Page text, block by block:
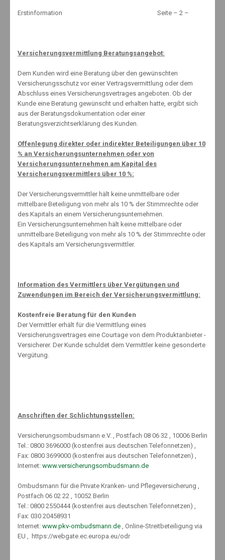
Related Posts
Finanz – Fehler
9. Juni 2022
Wer haftet, wenn Bello und Schnuffi die Wohnung beschädigen?
Stress
27. November 2022
Psyche wichtigster Grund für das Aus im Beruf
www.schnell-mal-sparen.com (extern)
Kontakt
Erstinformation
Impressum
Datenschutzerklärung
Erstinformation Seite – 2 –
Versicherungsvermittlung Beratungsangebot:
Dem Kunden wird eine Beratung über den gewünschten
Versicherungsschutz vor einer Vertragsvermittlung oder dem
Abschluss eines Versicherungsvertrages angeboten. Ob der
Kunde eine Beratung gewünscht und erhalten hatte, ergibt sich
aus der Beratungsdokumentation oder einer
Beratungsverzichtserklärung des Kunden.
Offenlegung direkter oder indirekter Beteiligungen über 10
% an Versicherungsunternehmen oder von
Versicherungsunternehmen am Kapital des
Versicherungsvermittlers über 10 %:
Der Versicherungsvermittler hält keine unmittelbare oder
mittelbare Beteiligung von mehr als 10 % der Stimmrechte oder
des Kapitals an einem Versicherungsunternehmen.
Ein Versicherungsunternehmen hält keine mittelbare oder
unmittelbare Beteiligung von mehr als 10 % der Stimmrechte oder
des Kapitals am Versicherungsvermittler.
Information des Vermittlers über Vergütungen und
Zuwendungen im Bereich der Versicherungsvermittlung:
Kostenfreie Beratung für den Kunden
Der Vermittler erhält für die Vermittlung eines
Versicherungsvertrages eine Courtage von dem Produktanbieter -
Versicherer. Der Kunde schuldet dem Vermittler keine gesonderte
Vergütung.
Anschriften der Schlichtungsstellen:
Versicherungsombudsmann e.V. , Postfach 08 06 32 , 10006 Berlin
Tel.: 0800 3696000 (kostenfrei aus deutschen Telefonnetzen) ,
Fax: 0800 3699000 (kostenfrei aus deutschen Telefonnetzen) ,
Internet: www.versicherungsombudsmann.de
Ombudsmann für die Private Kranken- und Pflegeversicherung ,
Postfach 06 02 22 , 10052 Berlin
Tel.: 0800 2550444 (kostenfrei aus deutschen Telefonnetzen) ,
Fax: 030 20458931
Internet: www.pkv-ombudsmann.de , Online-Streitbeteiligung via
EU , https://webgate.ec.europa.eu/odr